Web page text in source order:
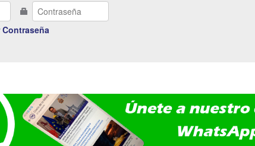
Contraseña